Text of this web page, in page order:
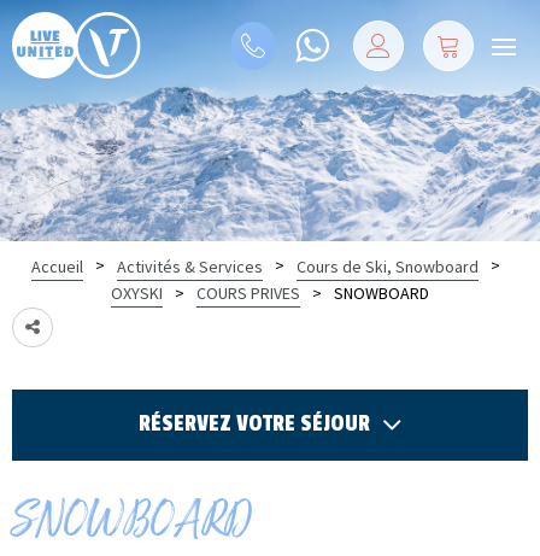
Accueil > Activités & Services > Cours de Ski, Snowboard
>
OXYSKI
> COURS PRIVES > SNOWBOARD
RÉSERVEZ VOTRE SÉJOUR
SNOWBOARD